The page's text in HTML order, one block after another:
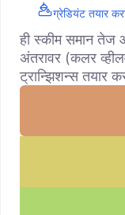
ग्रेडियंट तयार
ही स्कीम समान तेज
अंतरावर (कलर
ट्रान्झिशन्स तयार